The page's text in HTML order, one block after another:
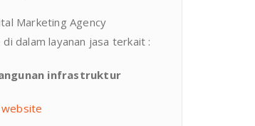
Marketing Agency
dalam layanan jasa terkait :
infrastruktur